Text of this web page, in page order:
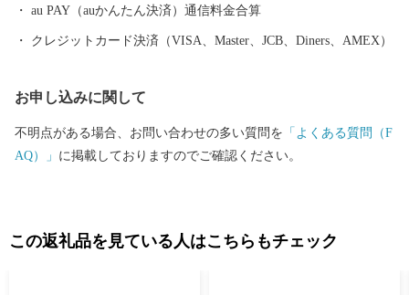
ました。 本市では「働く」「住む」「子育て・教育」「妊娠・
赤ちゃん」などの情報が見つかる移住希望者向けポータルサイト
の監修をいただき整備した武生中央公園の「だるまちゃん広
en.lg.jp
au PAY（auかんたん決済）通信料金合算
クレジットカード決済（VISA、Master、JCB、Diners、AMEX）
お申し込みに関して
不明点がある場合、お問い合わせの多い質問を 「よくある質問（F
AQ）」 に掲載しておりますのでご確認ください。
この返礼品を見ている人はこちらもチェック